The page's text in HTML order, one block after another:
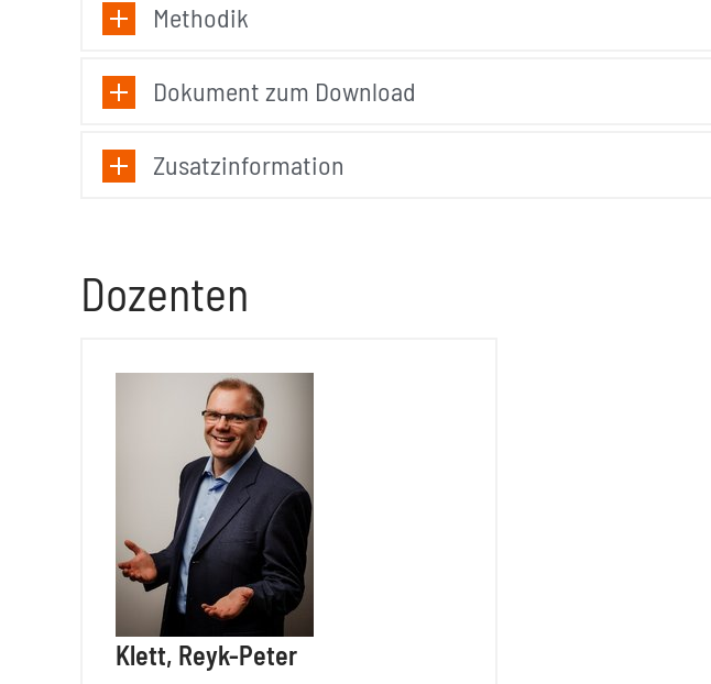
Methodik
Dokument zum Download
Zusatzinformation
Dozenten
Klett, Reyk-Peter